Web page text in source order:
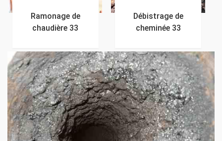
Ramonage de
chaudière 33
Débistrage de
cheminée 33